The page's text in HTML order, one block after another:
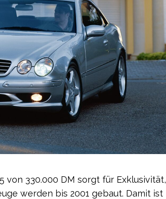
von 330.000 DM sorgt für Exklusivität,
werden bis 2001 gebaut. Damit ist